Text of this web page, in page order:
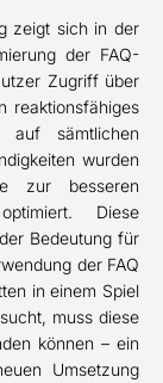
zeigt sich in der
der FAQ-
Zugriff über
reaktionsfähiges
auf sämtlichen
wurden
zur besseren
Diese
Bedeutung für
der FAQ
in einem Spiel
muss diese
können – ein
Umsetzung